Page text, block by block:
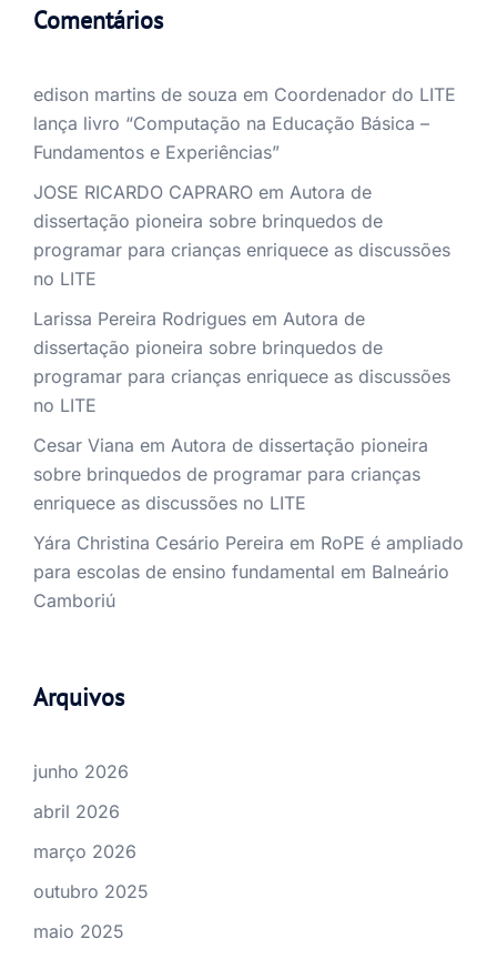
Comentários
edison martins de souza em Coordenador do LITE
lança livro “Computação na Educação Básica –
Fundamentos e Experiências”
JOSE RICARDO CAPRARO em Autora de
dissertação pioneira sobre brinquedos de
programar para crianças enriquece as discussões
no LITE
Larissa Pereira Rodrigues em Autora de
dissertação pioneira sobre brinquedos de
programar para crianças enriquece as discussões
no LITE
Cesar Viana em Autora de dissertação pioneira
sobre brinquedos de programar para crianças
enriquece as discussões no LITE
Yára Christina Cesário Pereira em RoPE é ampliado
para escolas de ensino fundamental em Balneário
Camboriú
Arquivos
junho 2026
abril 2026
março 2026
outubro 2025
maio 2025